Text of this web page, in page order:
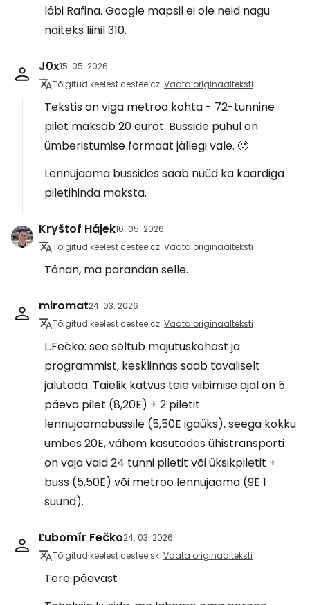
läbi Rafina. Google mapsil ei ole neid nagu
näiteks liinil 310.
J0x15. 05. 2026
Tõlgitud keelest cestee.cz Vaata originaalteksti
Tekstis on viga metroo kohta - 72-tunnine
pilet maksab 20 eurot. Busside puhul on
ümberistumise formaat jällegi vale. 🙂
Lennujaama bussides saab nüüd ka kaardiga
piletihinda maksta.
Kryštof Hájek16. 05. 2026
Tõlgitud keelest cestee.cz Vaata originaalteksti
Tänan, ma parandan selle.
miromat24. 03. 2026
Tõlgitud keelest cestee.cz Vaata originaalteksti
L.Fečko: see sõltub majutuskohast ja
programmist, kesklinnas saab tavaliselt
jalutada. Täielik katvus teie viibimise ajal on 5
päeva pilet (8,20E) + 2 piletit
lennujaamabussile (5,50E igaüks), seega kokku
umbes 20E, vähem kasutades ühistransporti
on vaja vaid 24 tunni piletit või üksikpiletit +
buss (5,50E) või metroo lennujaama (9E 1
suund).
Ľubomír Fečko24. 03. 2026
Tõlgitud keelest cestee.sk Vaata originaalteksti
Tere päevast